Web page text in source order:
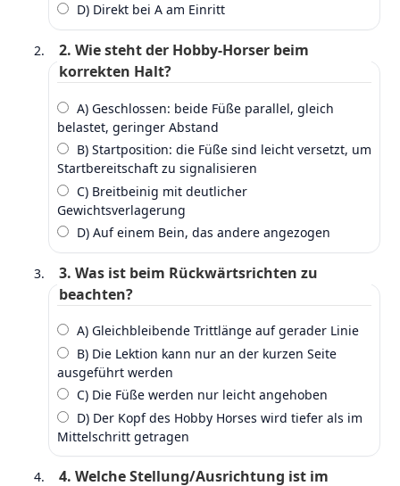
D) Direkt bei A am Einritt
2. Wie steht der Hobby‑Horser beim
korrekten Halt?
A) Geschlossen: beide Füße parallel, gleich
belastet, geringer Abstand
B) Startposition: die Füße sind leicht versetzt, um
Startbereitschaft zu signalisieren
C) Breitbeinig mit deutlicher
Gewichtsverlagerung
D) Auf einem Bein, das andere angezogen
3. Was ist beim Rückwärtsrichten zu
beachten?
A) Gleichbleibende Trittlänge auf gerader Linie
B) Die Lektion kann nur an der kurzen Seite
ausgeführt werden
C) Die Füße werden nur leicht angehoben
D) Der Kopf des Hobby Horses wird tiefer als im
Mittelschritt getragen
4. Welche Stellung/Ausrichtung ist im